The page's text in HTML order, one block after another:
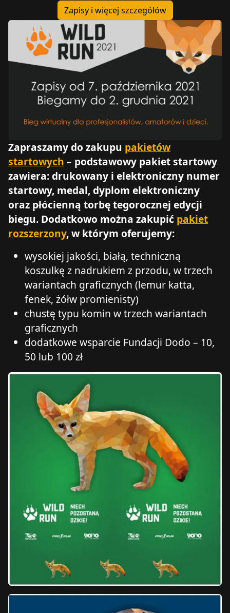
Zapisy i więcej szczegółów
Zapraszamy do zakupu pakietów
startowych – podstawowy pakiet startowy
zawiera: drukowany i elektroniczny numer
startowy, medal, dyplom elektroniczny
oraz płócienną torbę tegorocznej edycji
biegu. Dodatkowo można zakupić pakiet
rozszerzony, w którym oferujemy:
wysokiej jakości, białą, techniczną
koszulkę z nadrukiem z przodu, w trzech
wariantach graficznych (lemur katta,
fenek, żółw promienisty)
chustę typu komin w trzech wariantach
graficznych
dodatkowe wsparcie Fundacji Dodo – 10,
50 lub 100 zł